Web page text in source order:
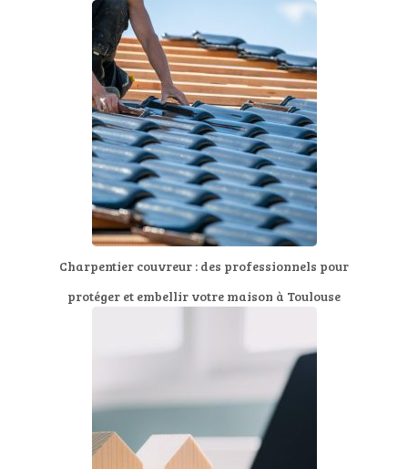
Charpentier couvreur : des professionnels pour
protéger et embellir votre maison à Toulouse